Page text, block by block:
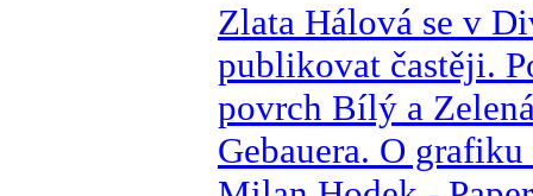
Zlata Hálová se v
publikovat častěji.
povrch Bílý a
Gebauera. O